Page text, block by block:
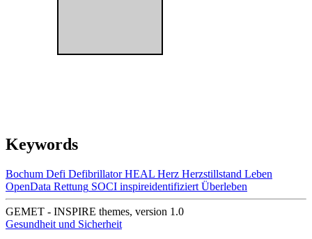
Keywords
Bochum Defi Defibrillator HEAL Herz Herzstillstand Leben
OpenData Rettung SOCI inspireidentifiziert Überleben
GEMET - INSPIRE themes, version 1.0
Gesundheit und Sicherheit